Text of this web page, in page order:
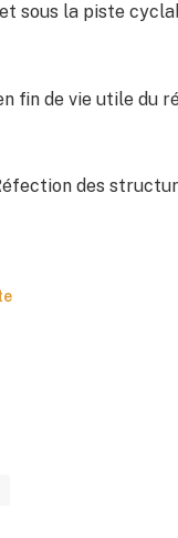
sous la piste
fin de vie utile du
des